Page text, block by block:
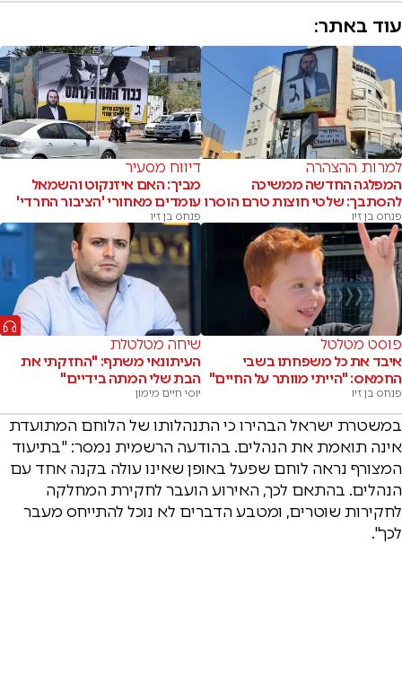
עוד באתר:
למרות ההצהרה
המפלגה החדשה ממשיכה
להסתבך: שלטי חוצות טרם הוסרו
פנחס בן זיו
דיווח מסעיר
מביך: האם איזנקוט והשמאל
עומדים מאחורי 'הציבור החרדי'
פנחס בן זיו
פוסט מטלטל
איבד את כל משפחתו בשבי
החמאס: "הייתי מוותר על החיים"
פנחס בן זיו
שיחה מטלטלת
העיתונאי משתף: "החזקתי את
הבת שלי המתה בידיים"
יוסי חיים מימון
במשטרת ישראל הבהירו כי התנהלותו של הלוחם המתועדת
אינה תואמת את הנהלים. בהודעה הרשמית נמסר: "בתיעוד
המצורף נראה לוחם שפעל באופן שאינו עולה בקנה אחד עם
הנהלים. בהתאם לכך, האירוע הועבר לחקירת המחלקה
לחקירות שוטרים, ומטבע הדברים לא נוכל להתייחס מעבר
לכך".